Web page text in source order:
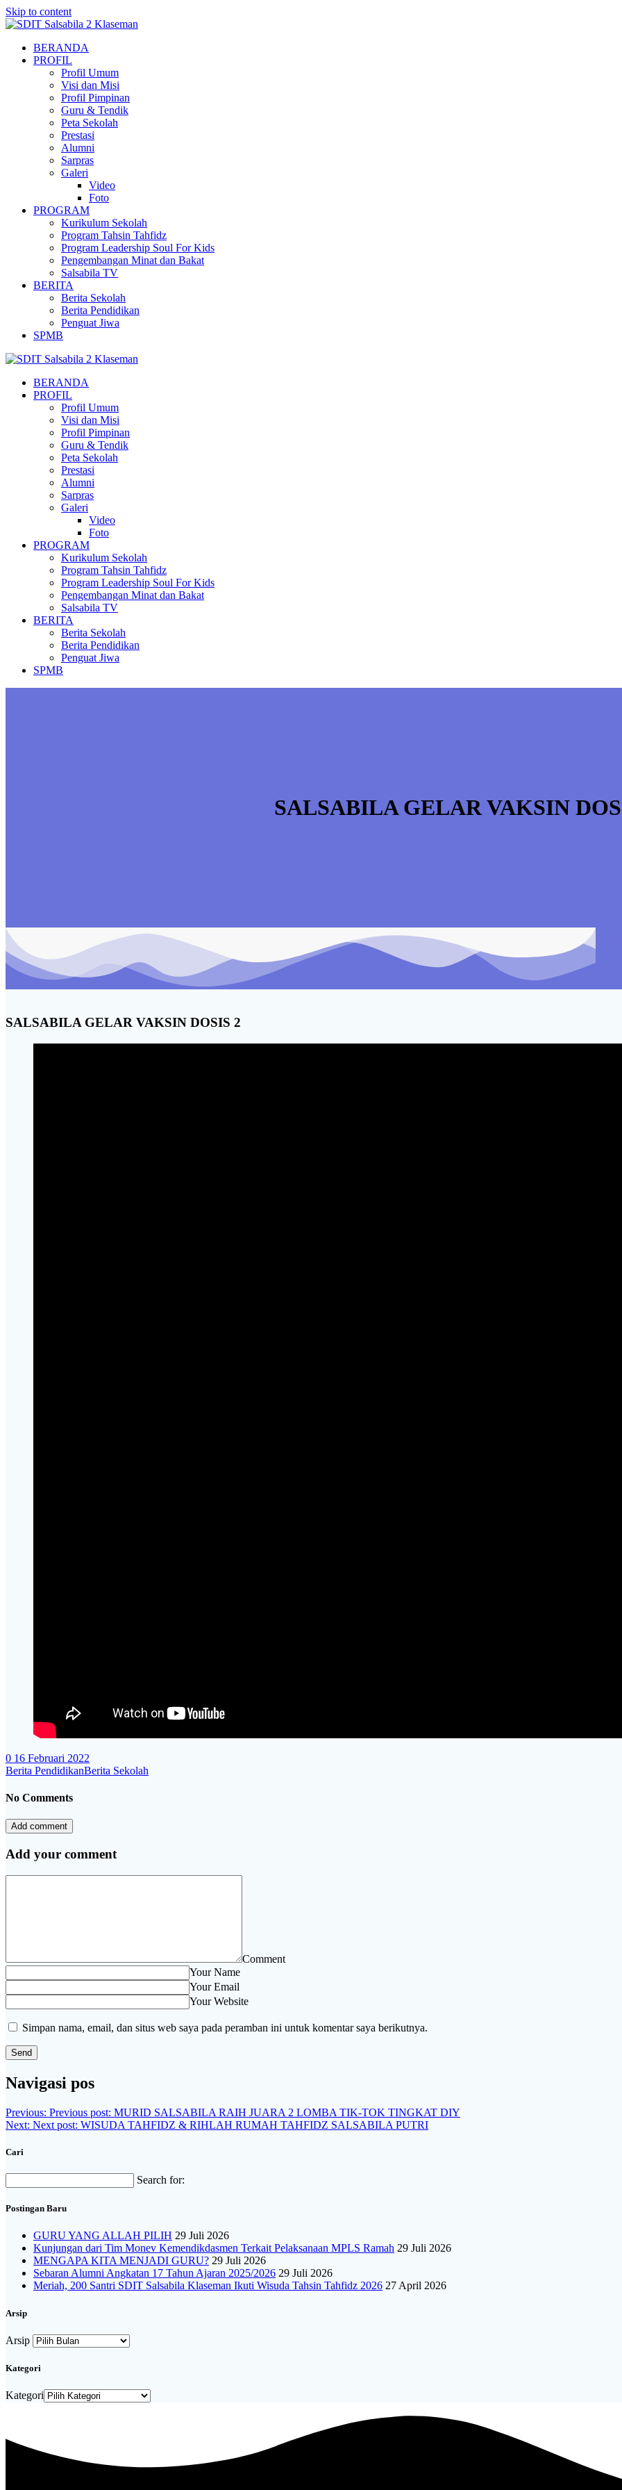
Skip to content
BERANDA
PROFIL
Profil Umum
Visi dan Misi
Profil Pimpinan
Guru & Tendik
Peta Sekolah
Prestasi
Alumni
Sarpras
Galeri
Video
Foto
PROGRAM
Kurikulum Sekolah
Program Tahsin Tahfidz
Program Leadership Soul For Kids
Pengembangan Minat dan Bakat
Salsabila TV
BERITA
Berita Sekolah
Berita Pendidikan
Penguat Jiwa
SPMB
BERANDA
PROFIL
Profil Umum
Visi dan Misi
Profil Pimpinan
Guru & Tendik
Peta Sekolah
Prestasi
Alumni
Sarpras
Galeri
Video
Foto
PROGRAM
Kurikulum Sekolah
Program Tahsin Tahfidz
Program Leadership Soul For Kids
Pengembangan Minat dan Bakat
Salsabila TV
BERITA
Berita Sekolah
Berita Pendidikan
Penguat Jiwa
SPMB
SALSABILA GELAR VAKSIN
SALSABILA GELAR VAKSIN DOSIS 2
0 16 Februari 2022
Berita PendidikanBerita Sekolah
No Comments
Add comment
Add your comment
Comment
Your Name
Your Email
Your Website
Simpan nama, email, dan situs web saya pada peramban ini untuk komentar saya berikutnya.
Navigasi pos
Previous: Previous post: MURID SALSABILA RAIH JUARA 2 LOMBA TIK-TOK TINGKAT DIY
Next: Next post: WISUDA TAHFIDZ & RIHLAH RUMAH TAHFIDZ SALSABILA PUTRI
Cari
Search for:
Postingan Baru
GURU YANG ALLAH PILIH 29 Juli 2026
Kunjungan dari Tim Monev Kemendikdasmen Terkait Pelaksanaan MPLS Ramah 29 Juli 2026
MENGAPA KITA MENJADI GURU? 29 Juli 2026
Sebaran Alumni Angkatan 17 Tahun Ajaran 2025/2026 29 Juli 2026
Meriah, 200 Santri SDIT Salsabila Klaseman Ikuti Wisuda Tahsin Tahfidz 2026 27 April 2026
Arsip
Arsip
Kategori
Kategori